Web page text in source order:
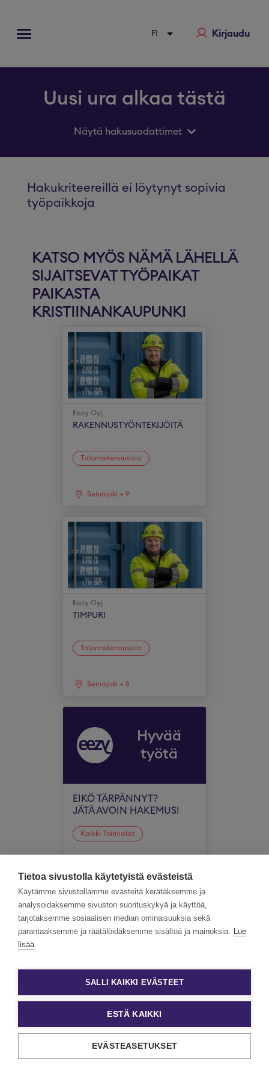
Kirjaudu
Uusi ura alkaa tästä
Näytä hakusuodattimet
Hakukriteereillä ei löytynyt sopivia
työpaikkoja
KATSO MYÖS NÄMÄ LÄHELLÄ
SIJAITSEVAT TYÖPAIKAT
PAIKASTA
KRISTIINANKAUPUNKI
Eezy Oyj
RAKENNUSTYÖNTEKIJÖITÄ
Talonrakennusala
Seinäjoki + 9
Eezy Oyj
TIMPURI
Talonrakennusala
Seinäjoki + 5
Hyvää
työtä
EIKÖ TÄRPÄNNYT?
JÄTÄ AVOIN HAKEMUS!
Kaikki Toimialat
Koko Suomi
Tietoa sivustolla käytetyistä evästeistä
Käytämme sivustollamme evästeitä kerätäksemme ja
analysoidaksemme sivuston suorituskykyä ja käyttöä,
tarjotaksemme sosiaalisen median ominaisuuksia sekä
parantaaksemme ja räätälöidäksemme sisältöä ja mainoksia. Lue
lisää
SALLI KAIKKI EVÄSTEET
ESTÄ KAIKKI
EVÄSTEASETUKSET